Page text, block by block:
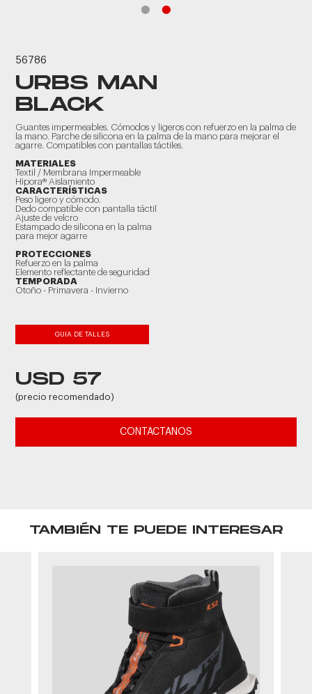
56786
URBS MAN
BLACK
Guantes impermeables. Cómodos y ligeros con refuerzo en la palma de
la mano. Parche de silicona en la palma de la mano para mejorar el
agarre. Compatibles con pantallas táctiles.
MATERIALES
Textil / Membrana Impermeable
Hipora® Aislamiento
CARACTERÍSTICAS
Peso ligero y cómodo.
Dedo compatible con pantalla táctil
Ajuste de velcro
Estampado de silicona en la palma
para mejor agarre
PROTECCIONES
Refuerzo en la palma
Elemento reflectante de seguridad
TEMPORADA
Otoño - Primavera - Invierno
GUIA DE TALLES
USD 57
(precio recomendado)
CONTACTANOS
TAMBIÉN TE PUEDE INTERESAR